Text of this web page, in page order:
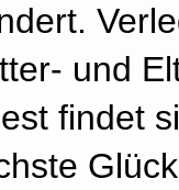
und
findet